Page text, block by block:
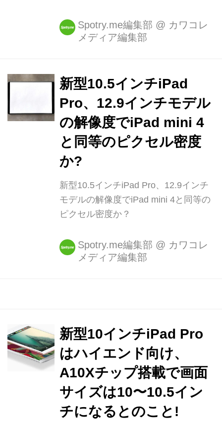
Spotry.me編集部 @ カワコレ
メディア編集部
新型10.5インチiPad
Pro、12.9インチモデル
の解像度でiPad mini 4
と同等のピクセル密度
か?
新型10.5インチiPad Pro、12.9インチ
モデルの解像度でiPad mini 4と同等の
ピクセル密度か？
Spotry.me編集部 @ カワコレ
メディア編集部
新型10インチiPad Pro
はハイエンド向け、
A10Xチップ搭載で画面
サイズは10〜10.5イン
チになるとのこと!